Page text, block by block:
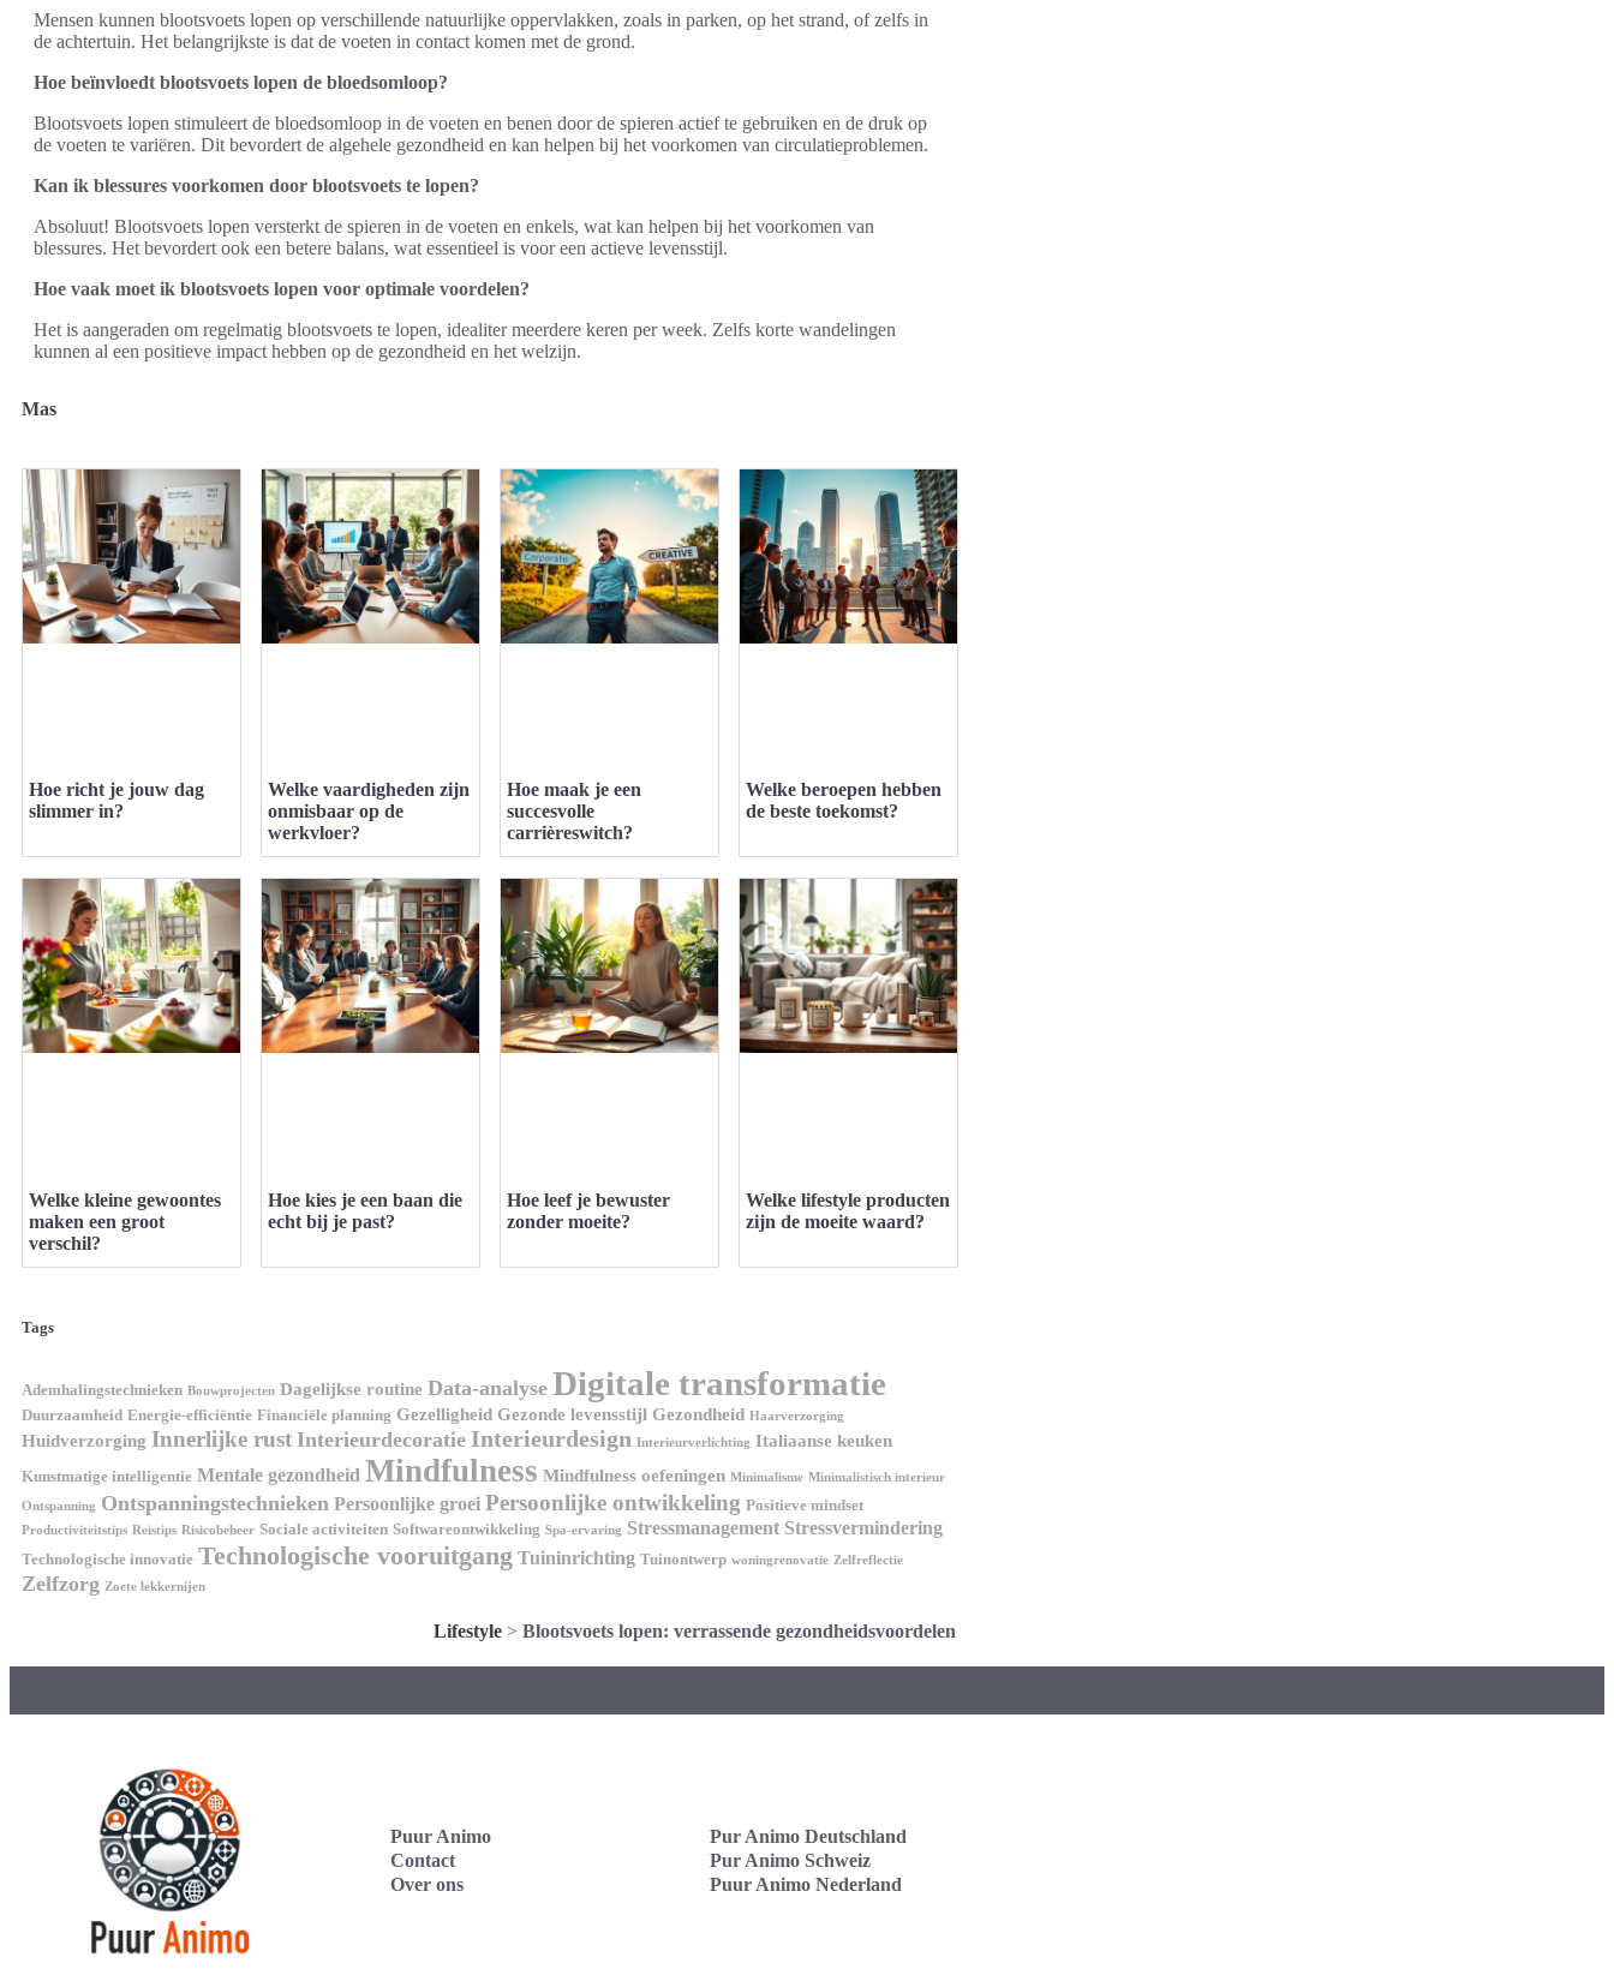
Mensen kunnen blootsvoets lopen op verschillende natuurlijke oppervlakken, zoals in parken, op het strand, of zelfs in
de achtertuin. Het belangrijkste is dat de voeten in contact komen met de grond.
Hoe beïnvloedt blootsvoets lopen de bloedsomloop?
Blootsvoets lopen stimuleert de bloedsomloop in de voeten en benen door de spieren actief te gebruiken en de druk op
de voeten te variëren. Dit bevordert de algehele gezondheid en kan helpen bij het voorkomen van circulatieproblemen.
Kan ik blessures voorkomen door blootsvoets te lopen?
Absoluut! Blootsvoets lopen versterkt de spieren in de voeten en enkels, wat kan helpen bij het voorkomen van
blessures. Het bevordert ook een betere balans, wat essentieel is voor een actieve levensstijl.
Hoe vaak moet ik blootsvoets lopen voor optimale voordelen?
Het is aangeraden om regelmatig blootsvoets te lopen, idealiter meerdere keren per week. Zelfs korte wandelingen
kunnen al een positieve impact hebben op de gezondheid en het welzijn.
Mas
Hoe richt je jouw dag
slimmer in?
Welke vaardigheden zijn
onmisbaar op de
werkvloer?
Hoe maak je een
succesvolle
carrièreswitch?
Welke beroepen hebben
de beste toekomst?
Welke kleine gewoontes
maken een groot
verschil?
Hoe kies je een baan die
echt bij je past?
Hoe leef je bewuster
zonder moeite?
Welke lifestyle producten
zijn de moeite waard?
Tags
Ademhalingstechnieken Bouwprojecten Dagelijkse routine Data-analyse Digitale transformatie
Duurzaamheid Energie-efficiëntie Financiële planning Gezelligheid Gezonde levensstijl Gezondheid Haarverzorging
Huidverzorging Innerlijke rust Interieurdecoratie Interieurdesign Interieurverlichting Italiaanse keuken
Kunstmatige intelligentie Mentale gezondheid Mindfulness Mindfulness oefeningen Minimalisme Minimalistisch interieur
Ontspanning Ontspanningstechnieken Persoonlijke groei Persoonlijke ontwikkeling Positieve mindset
Productiviteitstips Reistips Risicobeheer Sociale activiteiten Softwareontwikkeling Spa-ervaring Stressmanagement Stressvermindering
Technologische innovatie Technologische vooruitgang Tuininrichting Tuinontwerp woningrenovatie Zelfreflectie
Zelfzorg Zoete lekkernijen
Lifestyle> Blootsvoets lopen: verrassende gezondheidsvoordelen
Puur Animo
Contact
Over ons
Pur Animo Deutschland
Pur Animo Schweiz
Puur Animo Nederland